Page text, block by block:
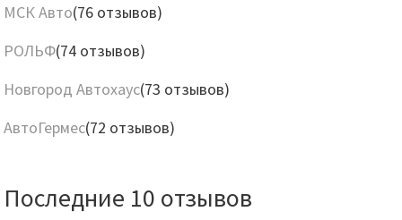
МСК Авто(76 отзывов)
РОЛЬФ(74 отзывов)
Новгород Автохаус(73 отзывов)
АвтоГермес(72 отзывов)
Последние 10 отзывов